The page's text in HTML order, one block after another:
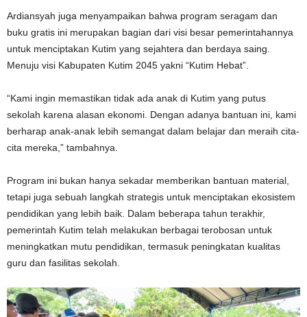
Ardiansyah juga menyampaikan bahwa program seragam dan
buku gratis ini merupakan bagian dari visi besar pemerintahannya
untuk menciptakan Kutim yang sejahtera dan berdaya saing.
Menuju visi Kabupaten Kutim 2045 yakni “Kutim Hebat”.
“Kami ingin memastikan tidak ada anak di Kutim yang putus
sekolah karena alasan ekonomi. Dengan adanya bantuan ini, kami
berharap anak-anak lebih semangat dalam belajar dan meraih cita-
cita mereka,” tambahnya.
Program ini bukan hanya sekadar memberikan bantuan material,
tetapi juga sebuah langkah strategis untuk menciptakan ekosistem
pendidikan yang lebih baik. Dalam beberapa tahun terakhir,
pemerintah Kutim telah melakukan berbagai terobosan untuk
meningkatkan mutu pendidikan, termasuk peningkatan kualitas
guru dan fasilitas sekolah.